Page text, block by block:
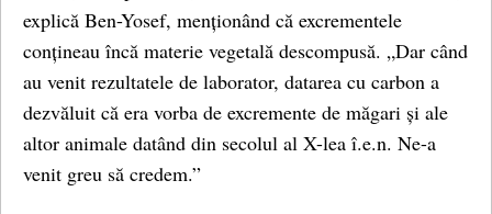
explică Ben-Yosef, menționând că excrementele
conțineau încă materie vegetală descompusă. „Dar când
au venit rezultatele de laborator, datarea cu carbon a
dezvăluit că era vorba de excremente de măgari și ale
altor animale datând din secolul al X-lea î.e.n. Ne-a
venit greu să credem.”